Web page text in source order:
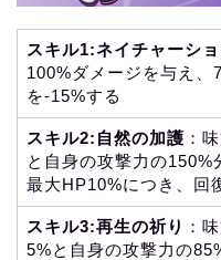
スキル1:ネイチャーショ
100%ダメージを与え、
を-15%する
スキル2:自然の加護 ：
と自身の攻撃力の150%
最大HP10%につき、回
スキル3:再生の祈り ：
5%と自身の攻撃力の